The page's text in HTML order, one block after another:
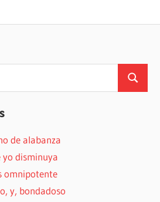
Buscar
de alabanza
yo disminuya
omnipotente
y, bondadoso